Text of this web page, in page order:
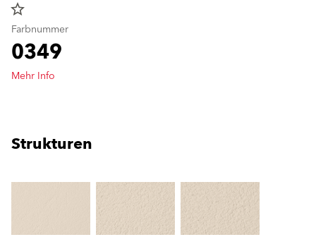
star_border
Farbnummer
0349
Mehr Info
Strukturen